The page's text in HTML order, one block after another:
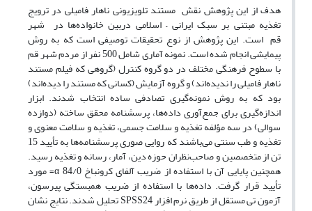
هدف از این پژوهش نقش مستند تلویزیونی ناهار فامیلی در ترویج
تغذیه مبتنی بر سبک ایرانی – اسلامی دربین خانواده‌ها در شهر
قم است. این پژوهش از نوع تحقیقات توصیفی است که به روش
پیمایشی انجام شده است. نمونه آماری شامل 500 نفر از مردم شهر قم
با سطوح فرهنگی مختلف در دو گروه کنترل (گروهی که فیلم مستند
ناهار فامیلی را ندیده‌اند) و گروه آزمایش (کسانی که مستند را دیده‌اند)
بود که به روش نمونه‌گیری تصادفی ساده انتخاب شدند. ابزار
اندازه‌گیری برای جمع‌آوری داده‌ها، پرسشنامه محقق ساخته (دوازده
سوالی) در سه مؤلفه تغذیه و سلامت جسمی، تغذیه و سلامت معنوی و
تغذیه و طب سنتی می‌باشند که روایی صوری پرسشنامه‌ها به تأیید 15
تن از متخصصین و صاحب‌نظران حوزه دین، آمار، رسانه و تغذیه رسید.
همچنین پایایی آن با استفاده از ضریب آلفای کرونباخ 84/0 α= مورد
تأیید قرار گرفت. داده‌ها با استفاده از ضریب همبستگی پیرسون،
آزمون تی مستقل از طریق نرم افزار SPSS24 تحلیل شدند. نتایج نشان